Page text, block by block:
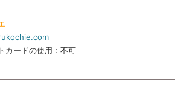
カードの使用：不可